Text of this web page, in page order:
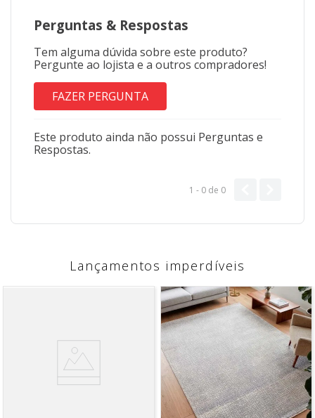
Perguntas & Respostas
Tem alguma dúvida sobre este produto?
Pergunte ao lojista e a outros compradores!
FAZER PERGUNTA
Este produto ainda não possui Perguntas e
Respostas.
1 - 0 de 0
Lançamentos imperdíveis